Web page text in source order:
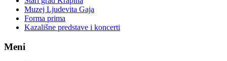
Muzej Ljudevita Gaja
Forma prima
Kazališne predstave i koncerti
Meni